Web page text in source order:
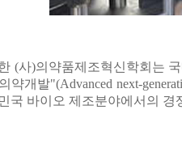
(사)의약품제조혁신학회는
개발"(Advanced next-
국 바이오 제조분야에서의